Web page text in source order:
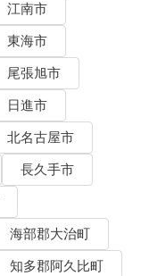
江南市
東海市
尾張旭市
日進市
北名古屋市
長久手市
海部郡大治町
知多郡阿久比町